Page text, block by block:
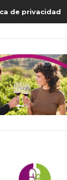
de privacidad